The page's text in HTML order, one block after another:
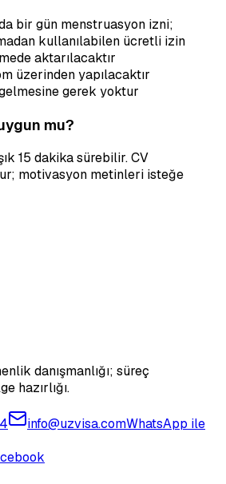
bir gün menstruasyon izni;
kullanılabilen ücretli izin
aktarılacaktır
üzerinden yapılacaktır
gerek yoktur
mu?
15 dakika sürebilir. CV
motivasyon metinleri isteğe
danışmanlığı; süreç
hazırlığı.
info@uzvisa.comWhatsApp ile